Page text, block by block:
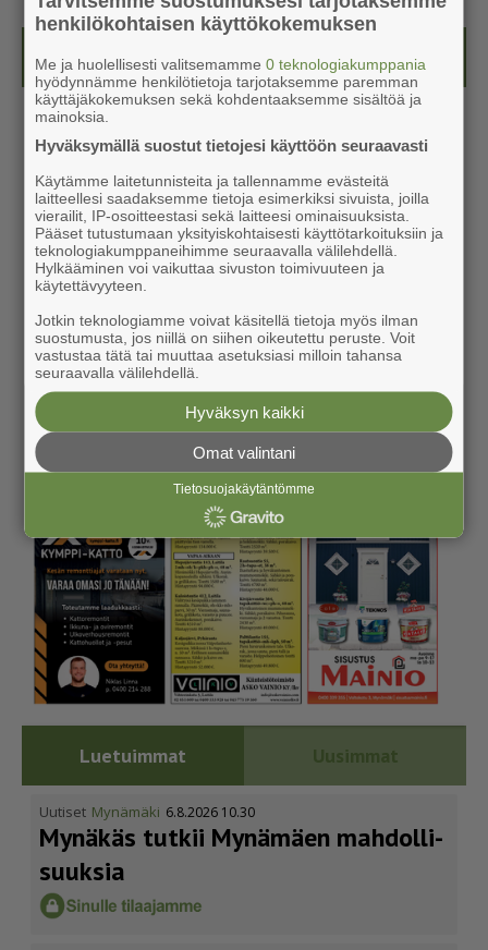
Kesälehti (ilmainen)
Luetuimmat Uusimmat
Uutiset Mynämäki 6.8.2026 10.30
Mynäkäs tutkii Mynämäen mahdol­li­
suuksia
henkilökohtaisen käyttökokemuksen
Me ja huolellisesti valitsemamme0 teknologiakumppania
hyödynnämme henkilötietoja tarjotaksemme paremman
käyttäjäkokemuksen sekä kohdentaaksemme sisältöä ja
mainoksia.
Hyväksymällä suostut tietojesi käyttöön seuraavasti
Käytämme laitetunnisteita ja tallennamme evästeitä
laitteellesi saadaksemme tietoja esimerkiksi sivuista, joilla
vierailit, IP-osoitteestasi sekä laitteesi ominaisuuksista.
Pääset tutustumaan yksityiskohtaisesti käyttötarkoituksiin ja
teknologiakumppaneihimme seuraavalla välilehdellä.
Hylkääminen voi vaikuttaa sivuston toimivuuteen ja
käytettävyyteen.
Jotkin teknologiamme voivat käsitellä tietoja myös ilman
suostumusta, jos niillä on siihen oikeutettu peruste. Voit
vastustaa tätä tai muuttaa asetuksiasi milloin tahansa
seuraavalla välilehdellä.
Hyväksyn kaikki
Omat valintani
Tietosuojakäytäntömme